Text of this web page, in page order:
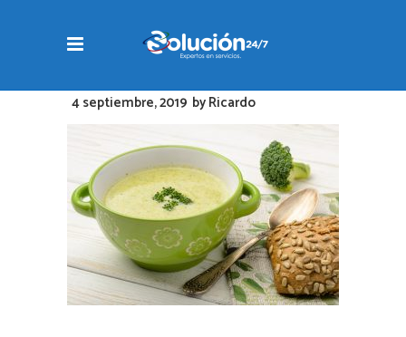
4 septiembre, 2019 byRicardo